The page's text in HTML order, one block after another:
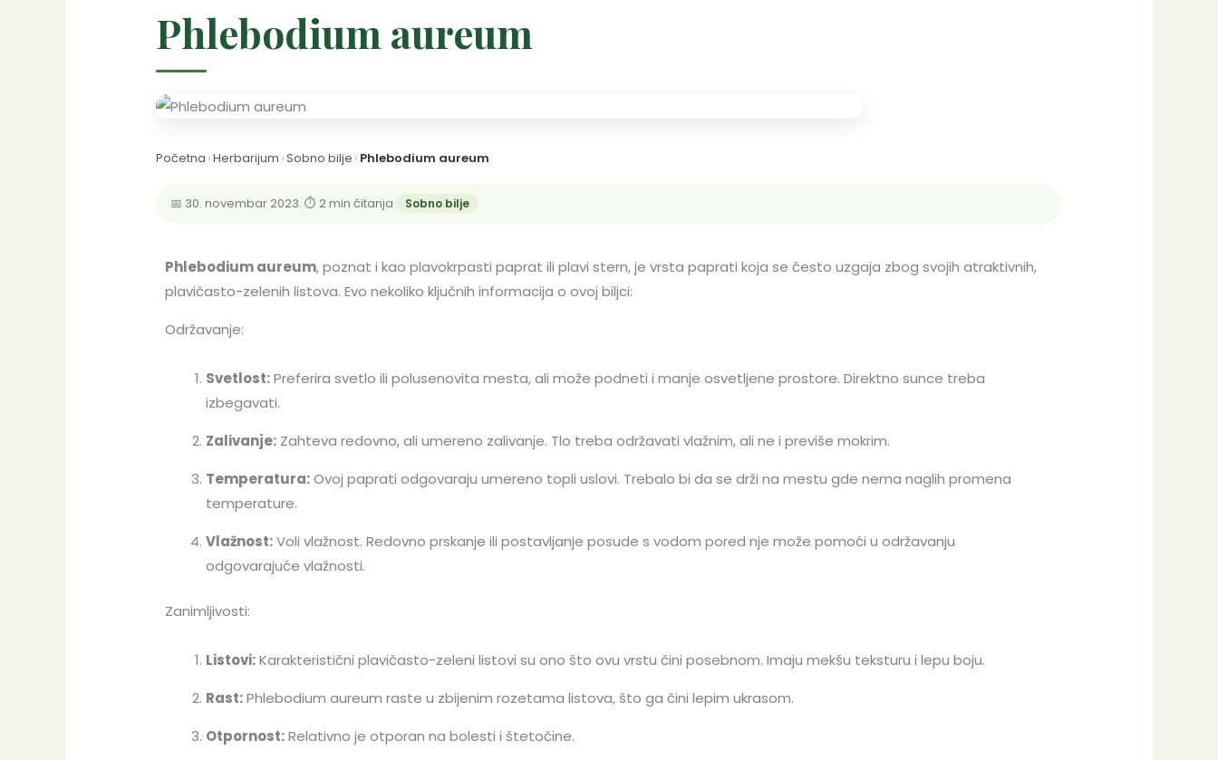
Phlebodium aureum
Početna ›Herbarijum ›Sobno bilje › Phlebodium aureum
📅 30. novembar 2023.·⏱ 2 min čitanja· Sobno bilje
Phlebodium aureum, poznat i kao plavokrpasti paprat ili plavi stern, je vrsta paprati koja se često uzgaja zbog svojih atraktivnih,
plavičasto-zelenih listova. Evo nekoliko ključnih informacija o ovoj biljci:
Održavanje:
Svetlost:Preferira svetlo ili polusenovita mesta, ali može podneti i manje osvetljene prostore. Direktno sunce treba
izbegavati.
Zalivanje: Zahteva redovno, ali umereno zalivanje. Tlo treba održavati vlažnim, ali ne i previše mokrim.
Temperatura:Ovoj paprati odgovaraju umereno topli uslovi. Trebalo bi da se drži na mestu gde nema naglih promena
temperature.
Vlažnost:Voli vlažnost. Redovno prskanje ili postavljanje posude s vodom pored nje može pomoći u održavanju
odgovarajuće vlažnosti.
Zanimljivosti:
Listovi:Karakteristični plavičasto-zeleni listovi su ono što ovu vrstu čini posebnom. Imaju mekšu teksturu i lepu boju.
Rast:Phlebodium aureum raste u zbijenim rozetama listova, što ga čini lepim ukrasom.
Otpornost:Relativno je otporan na bolesti i štetočine.